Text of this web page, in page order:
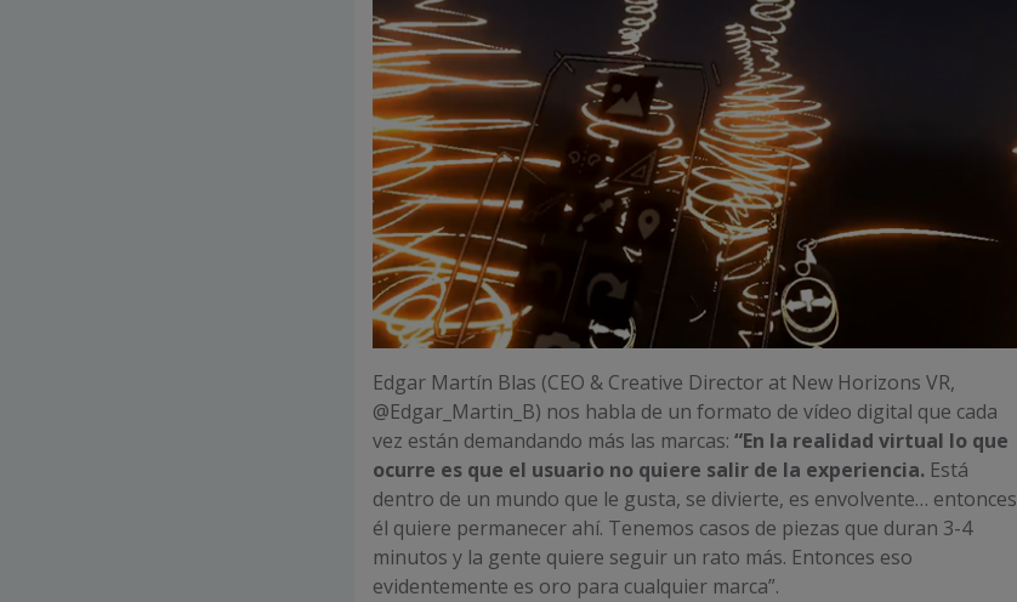
Edgar Martín Blas (CEO & Creative Director at New Horizons VR,
@Edgar_Martin_B) nos habla de un formato de vídeo digital que cada
vez están demandando más las marcas: “En la realidad virtual lo que
ocurre es que el usuario no quiere salir de la experiencia. Está
dentro de un mundo que le gusta, se divierte, es envolvente… entonces
él quiere permanecer ahí. Tenemos casos de piezas que duran 3-4
minutos y la gente quiere seguir un rato más. Entonces eso
evidentemente es oro para cualquier marca”.